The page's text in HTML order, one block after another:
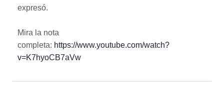
expresó.
Mira la nota
completa: https://www.youtube.com/watch?
v=K7hyoCB7aVw